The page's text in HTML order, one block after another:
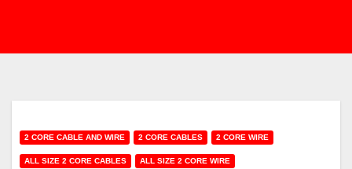
2 CORE CABLE AND WIRE 2 CORE CABLES 2 CORE WIRE
ALL SIZE 2 CORE CABLES ALL SIZE 2 CORE WIRE